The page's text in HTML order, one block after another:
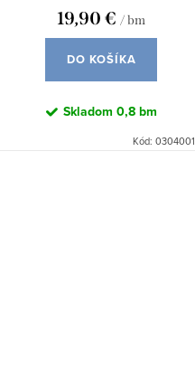
19,90 € / bm
DO KOŠÍKA
Skladom 0,8 bm
Kód: 0304001